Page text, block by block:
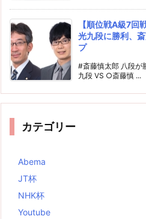
【順位戦A級7回
光九段に勝利、
プ
#斎藤慎太郎 八段が
九段 VS ○斎藤慎 ...
カテゴリー
Abema
JT杯
NHK杯
Youtube